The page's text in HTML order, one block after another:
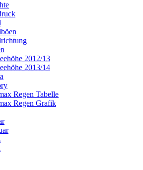
2012/13
2013/14
Regen Tabelle
Regen Grafik